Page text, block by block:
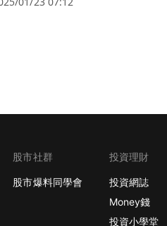
股市社群
股市爆料同學會
投資理財
投資網誌
Money錢
投資小學堂